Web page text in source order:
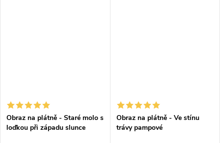
Obraz na plátně - Staré molo s
loďkou při západu slunce
Obraz na plátně - Ve stínu
trávy pampové